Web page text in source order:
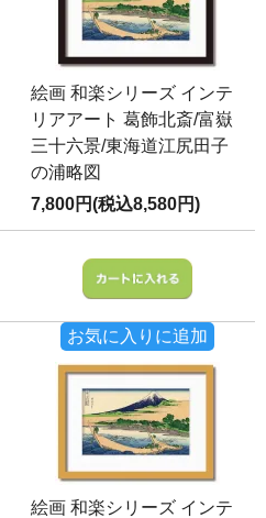
絵画 和楽シリーズ インテ
リアアート 葛飾北斎/富嶽
三十六景/東海道江尻田子
の浦略図
7,800円(税込8,580円)
お気に入りに追加
絵画 和楽シリーズ インテ